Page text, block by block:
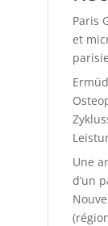
Paris
et
Une
d’un